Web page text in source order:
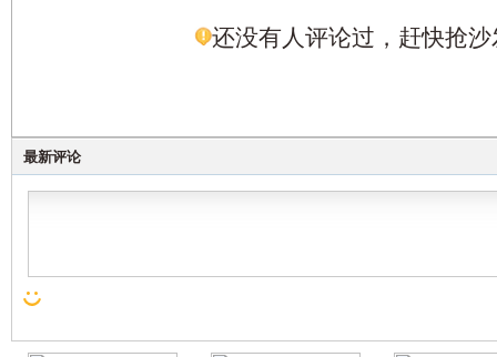
还没有人评论过，赶快抢沙
最新评论